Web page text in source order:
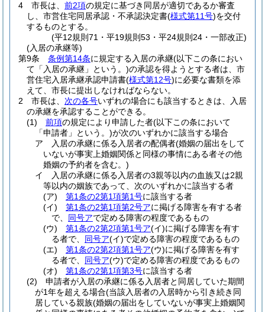
4
市長は、 前2項の規定に基づき同居が適切であるか審査
し、市営住宅同居承認・不承認決定書(様式第11号)を交付
するものとする。
(平12規則71・平19規則53・平24規則24・一部改正)
(入居の承継等)
第9条
条例第14条に規定する入居の承継(以下この条におい
て「入居の承継」という。)の承認を得ようとする者は、市
営住宅入居承継承認申請書(様式第12号)に必要な書類を添
えて、市長に提出しなければならない。
2
市長は、 次の各号いずれの場合にも該当するときは、入居
の承継を承認することができる。
(1)
前項の規定により申請した者(以下この条において
「申請者」という。)が次のいずれかに該当する場合
ア
入居の承継に係る入居者の配偶者(婚姻の届出をして
いないが事実上婚姻関係と同様の事情にある者その他
婚姻の予約者を含む。)
イ
入居の承継に係る入居者の3親等以内の血族又は2親
等以内の姻族であって、次のいずれかに該当する者
(ア)
第1条の2第1項第1号に該当する者
(イ)
第1条の2第1項第2号アに掲げる障害を有する者
で、 同号アで定める障害の程度であるもの
(ウ)
第1条の2第2項第1号ア(イ)に掲げる障害を有す
る者で、 同号ア(イ)で定める障害の程度であるもの
(エ)
第1条の2第2項第1号ア(ウ)に掲げる障害を有す
る者で、 同号ア(ウ)で定める障害の程度であるもの
(オ)
第1条の2第1項第3号に該当する者
(2)
申請者が入居の承継に係る入居者と同居していた期間
が1年を超える場合(当該入居者の入居時から引き続き同
居している親族(婚姻の届出をしていないが事実上婚姻関